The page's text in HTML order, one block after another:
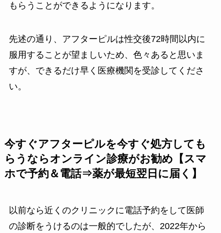
もらうことができるようになります。
先述の通り、アフターピルは性交後72時間以内に
服用することが望ましいため、色々あると思いま
すが、できるだけ早く医療機関を受診してくださ
い。
今すぐアフターピルを今すぐ処方しても
らうならオンライン診療がお勧め【スマ
ホで予約＆電話⇒薬が最短翌日に届く】
以前なら近くのクリニックに電話予約をして医師
の診断をうけるのは一般的でしたが、2022年から